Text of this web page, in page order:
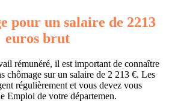
pour un salaire de 2213
euros brut
rémunéré, il est important de connaître
chômage sur un salaire de 2 213 €. Les
régulièrement et vous devez vous
Emploi de votre départemen.